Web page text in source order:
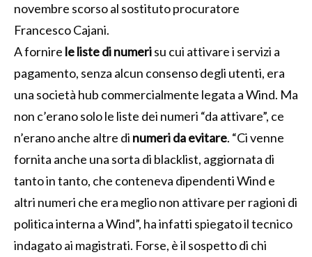
novembre scorso al sostituto procuratore
Francesco Cajani.
A fornire le liste di numerisu cui attivare i servizi a
pagamento, senza alcun consenso degli utenti, era
una società hub commercialmente legata a Wind. Ma
non c’erano solo le liste dei numeri “da attivare”, ce
n’erano anche altre di numeri da evitare. “Ci venne
fornita anche una sorta di blacklist, aggiornata di
tanto in tanto, che conteneva dipendenti Wind e
altri numeri che era meglio non attivare per ragioni di
politica interna a Wind”, ha infatti spiegato il tecnico
indagato ai magistrati. Forse, è il sospetto di chi